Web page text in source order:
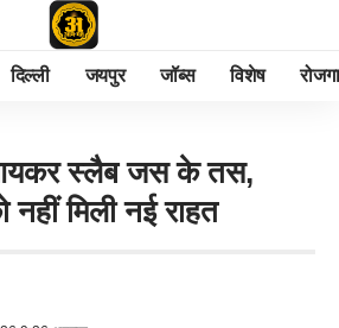
दिल्ली जयपुर जॉब्स विशेष
स्लैब जस के तस,
नहीं मिली नई राहत